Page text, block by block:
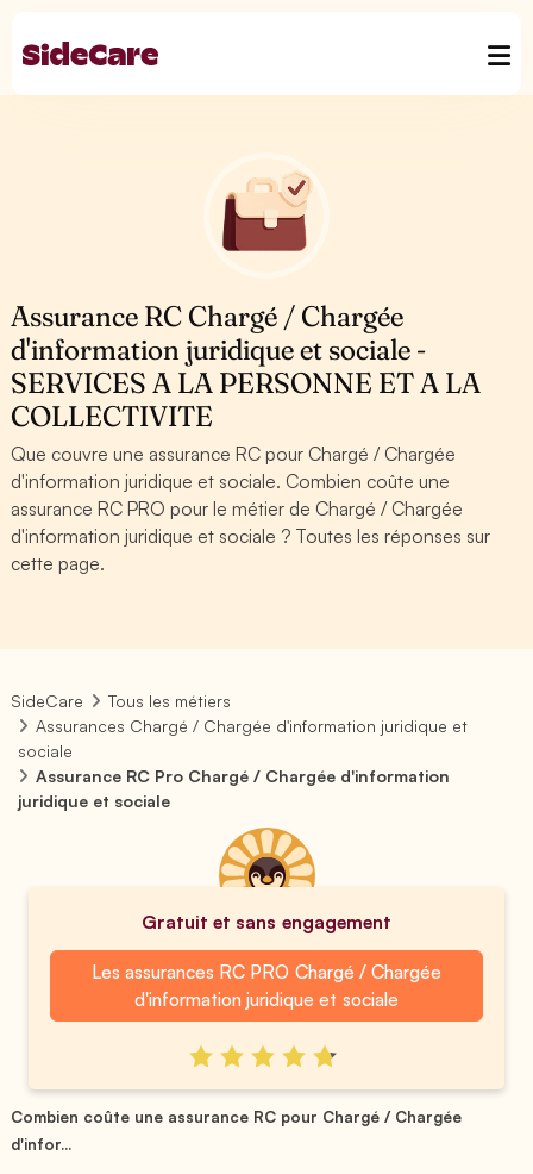
Assurance RC Chargé / Chargée
d'information juridique et sociale -
SERVICES A LA PERSONNE ET A LA
COLLECTIVITE
Que couvre une assurance RC pour Chargé / Chargée
d'information juridique et sociale. Combien coûte une
assurance RC PRO pour le métier de Chargé / Chargée
d'information juridique et sociale ? Toutes les réponses sur
cette page.
SideCare
Tous les métiers
Assurances Chargé / Chargée d'information juridique et
sociale
Assurance RC Pro Chargé / Chargée d'information
juridique et sociale
Gratuit et sans engagement
Les assurances RC PRO Chargé / Chargée
d'information juridique et sociale
Combien coûte une assurance RC pour Chargé / Chargée
d'infor...